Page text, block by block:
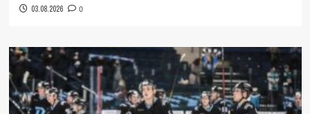
03.08.2026 0